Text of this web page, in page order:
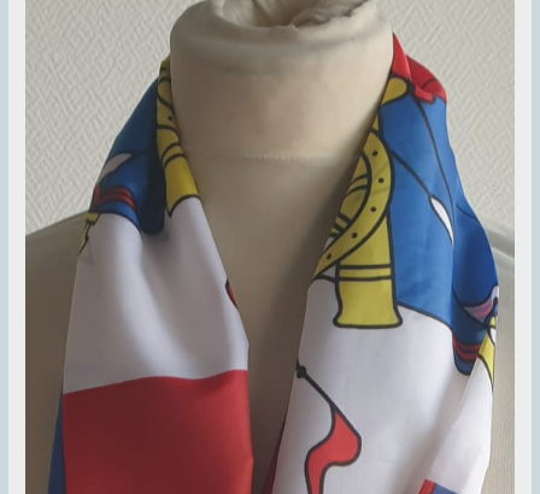
Réf82.1